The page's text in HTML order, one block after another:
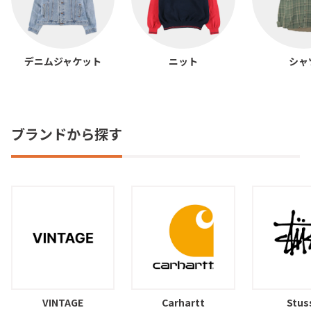
デニムジャケット ニット シャ
ブランドから探す
VINTAGE Carhartt